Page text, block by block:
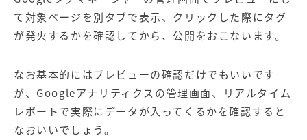
て対象ページを別タブで表示、クリックした際にタグ
が発火するかを確認してから、公開をおこないます。
なお基本的にはプレビューの確認だけでもいいです
が、Googleアナリティクスの管理画面、リアルタイム
レポートで実際にデータが入ってくるかを確認すると
なおいいでしょう。